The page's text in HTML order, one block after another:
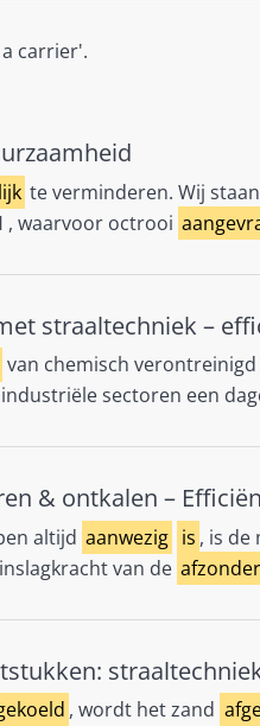
carrier'.
te verminderen. Wij staan
, waarvoor octrooi
straaltechniek –
van chemisch verontreinigd
sectoren een
& ontkalen –
altijd aanwezig is , is de
van de
, wordt het zand